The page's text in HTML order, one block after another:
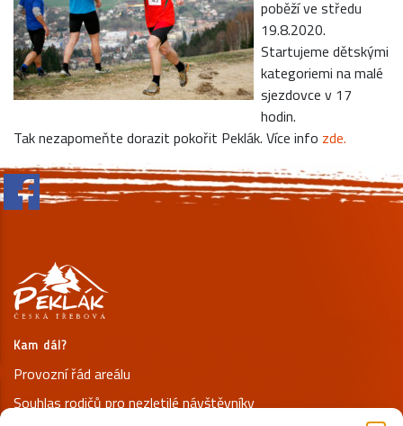
poběží ve středu
19.8.2020.
Startujeme dětskými
kategoriemi na malé
sjezdovce v 17
hodin.
Tak nezapomeňte dorazit pokořit Peklák. Více info zde.
Kam dál?
Provozní řád areálu
Souhlas rodičů pro nezletilé návštěvníky